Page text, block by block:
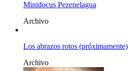
Minidocus Pezenelagua
Archivo
Los abrazos rotos (próximamente)
Archivo